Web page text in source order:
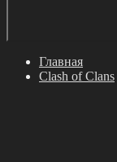
Главная
Clash of Clans